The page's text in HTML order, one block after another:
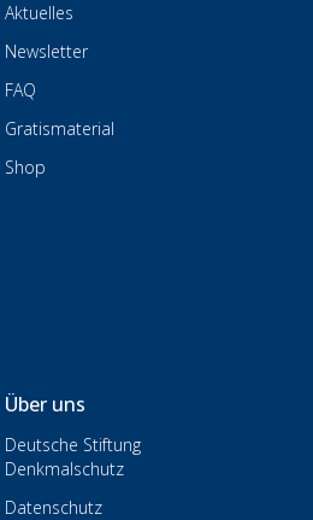
Aktuelles
Newsletter
FAQ
Gratismaterial
Shop
Über uns
Deutsche Stiftung
Denkmalschutz
Datenschutz